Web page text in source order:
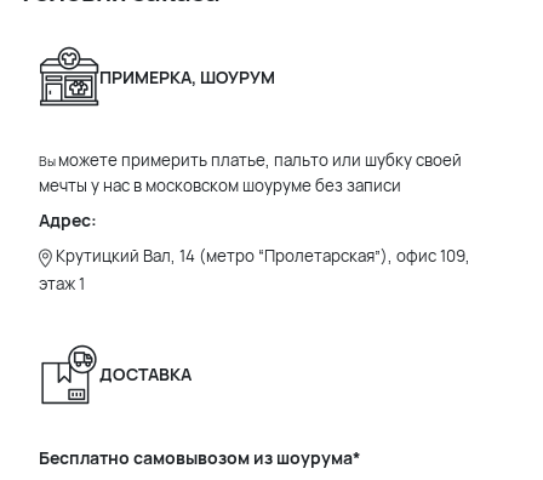
ПРИМЕРКА, ШОУРУМ
Вы можете примерить платье, пальто или шубку своей
мечты у нас в московском шоуруме без записи
Адрес:
Крутицкий Вал, 14 (метро “Пролетарская”), офис 109,
этаж 1
ДОСТАВКА
Бесплатно самовывозом из шоурума*